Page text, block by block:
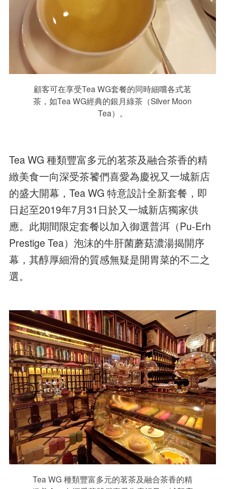
顧客可在享受Tea WG套餐的同時細嚐各式茗
茶，如Tea WG經典的銀月綠茶（Silver Moon
Tea）。
Tea WG 種類豐富多元的茗茶及融合茶香的精
緻美食一向深受茶饕們喜愛為慶祝又一城新店
的盛大開幕，Tea WG 特意設計全新套餐，即
日起至2019年7月31日於又一城新店獨家供
應。此期間限定套餐以加入御選普洱（Pu-Erh
Prestige Tea）泡沫的牛肝菌蘑菇濃湯揭開序
幕，其醇厚細滑的質感無疑是開胃菜的不二之
選。
Tea WG 種類豐富多元的茗茶及融合茶香的精